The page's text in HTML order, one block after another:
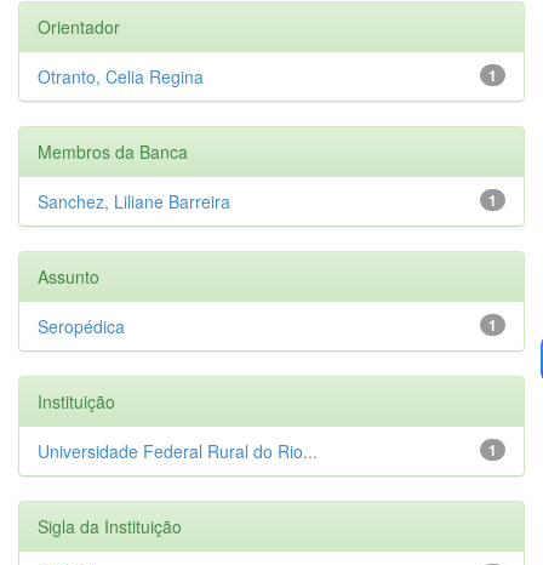
Orientador
1
Otranto, Celia Regina
Membros da Banca
1
Sanchez, Liliane Barreira
Assunto
1
Seropédica
Instituição
1
Universidade Federal Rural do Rio...
Sigla da Instituição